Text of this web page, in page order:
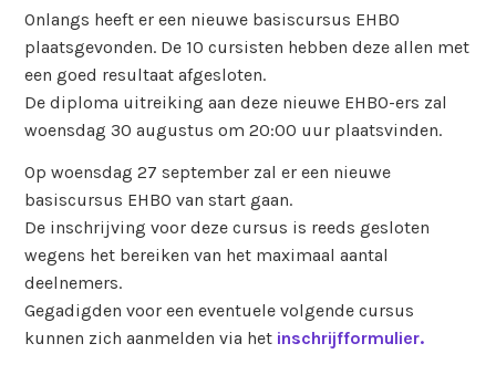
Onlangs heeft er een nieuwe basiscursus EHBO
plaatsgevonden. De 10 cursisten hebben deze allen met
een goed resultaat afgesloten.
De diploma uitreiking aan deze nieuwe EHBO-ers zal
woensdag 30 augustus om 20:00 uur plaatsvinden.
Op woensdag 27 september zal er een nieuwe
basiscursus EHBO van start gaan.
De inschrijving voor deze cursus is reeds gesloten
wegens het bereiken van het maximaal aantal
deelnemers.
Gegadigden voor een eventuele volgende cursus
kunnen zich aanmelden via het inschrijfformulier.